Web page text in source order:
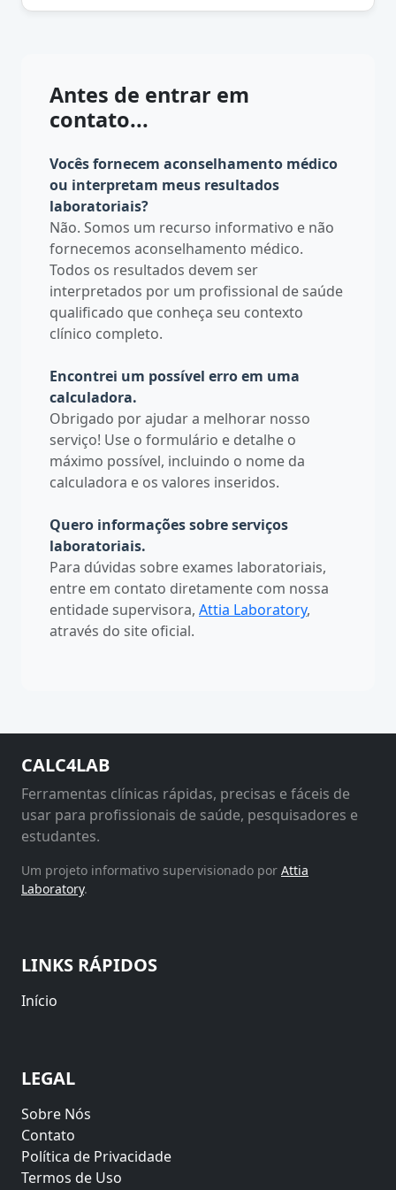
Antes de entrar em
contato...
Vocês fornecem aconselhamento médico
ou interpretam meus resultados
laboratoriais?
Não. Somos um recurso informativo e não
fornecemos aconselhamento médico.
Todos os resultados devem ser
interpretados por um profissional de saúde
qualificado que conheça seu contexto
clínico completo.
Encontrei um possível erro em uma
calculadora.
Obrigado por ajudar a melhorar nosso
serviço! Use o formulário e detalhe o
máximo possível, incluindo o nome da
calculadora e os valores inseridos.
Quero informações sobre serviços
laboratoriais.
Para dúvidas sobre exames laboratoriais,
entre em contato diretamente com nossa
entidade supervisora, Attia Laboratory,
através do site oficial.
CALC4LAB
Ferramentas clínicas rápidas, precisas e fáceis de
usar para profissionais de saúde, pesquisadores e
estudantes.
Um projeto informativo supervisionado por Attia
Laboratory.
LINKS RÁPIDOS
Início
LEGAL
Sobre Nós
Contato
Política de Privacidade
Termos de Uso